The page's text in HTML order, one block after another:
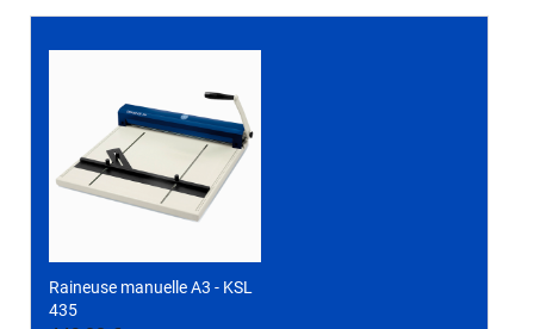
Raineuse manuelle A3 - KSL
435